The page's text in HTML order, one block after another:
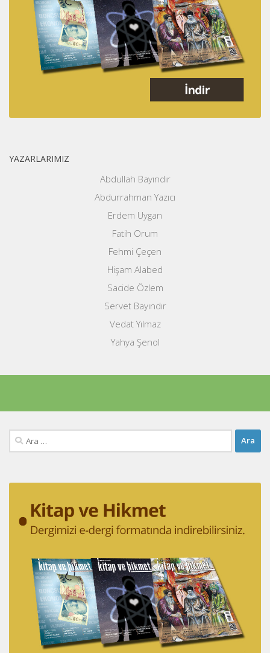
YAZARLARIMIZ
Abdullah Bayındır
Abdurrahman Yazıcı
Erdem Uygan
Fatih Orum
Fehmi Çeçen
Hişam Alabed
Sacide Özlem
Servet Bayındır
Vedat Yılmaz
Yahya Şenol
Arama: